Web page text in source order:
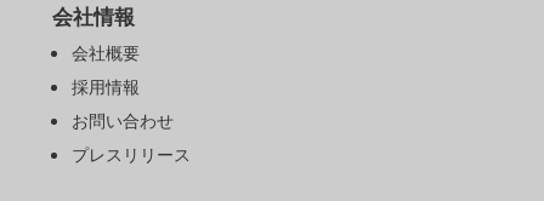
会社情報
会社概要
採用情報
お問い合わせ
プレスリリース